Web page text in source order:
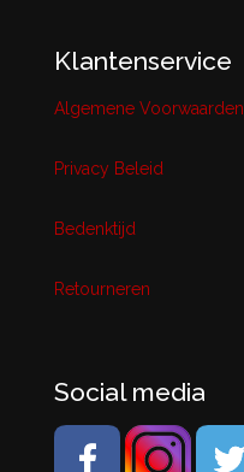
Klantenservice
Algemene Voorwaarden
Privacy Beleid
Bedenktijd
Retourneren
Social media